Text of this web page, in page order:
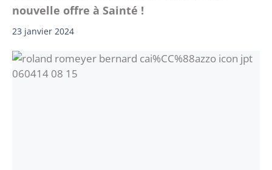
nouvelle offre à Sainté !
23 janvier 2024